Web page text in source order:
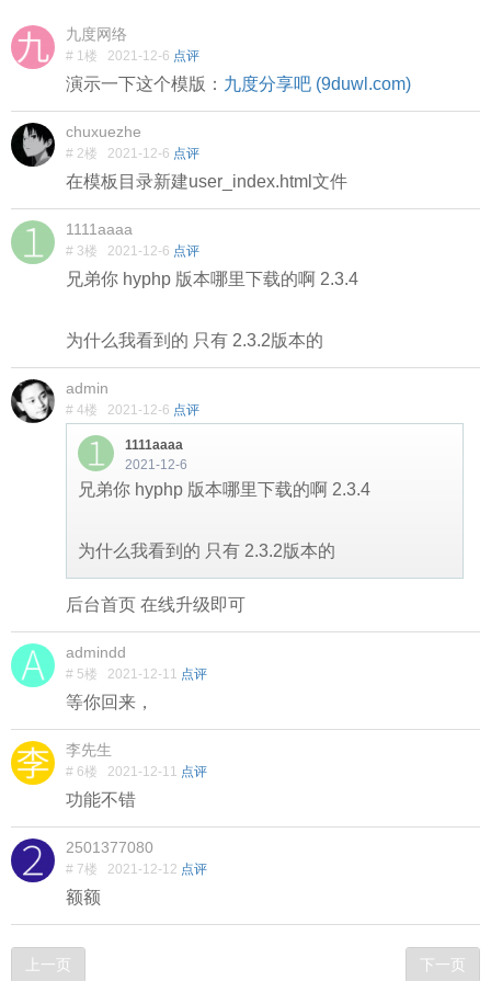
九度网络
# 1楼 2021-12-6 点评
演示一下这个模版： 九度分享吧 (9duwl.com)
chuxuezhe
# 2楼 2021-12-6 点评
在模板目录新建user_index.html文件
1111aaaa
# 3楼 2021-12-6 点评
兄弟你 hyphp 版本哪里下载的啊 2.3.4
为什么我看到的 只有 2.3.2版本的
admin
# 4楼 2021-12-6 点评
1111aaaa
2021-12-6
兄弟你 hyphp 版本哪里下载的啊 2.3.4
为什么我看到的 只有 2.3.2版本的
后台首页 在线升级即可
admindd
# 5楼 2021-12-11 点评
等你回来，
李先生
# 6楼 2021-12-11 点评
功能不错
2501377080
# 7楼 2021-12-12 点评
额额
上一页 下一页